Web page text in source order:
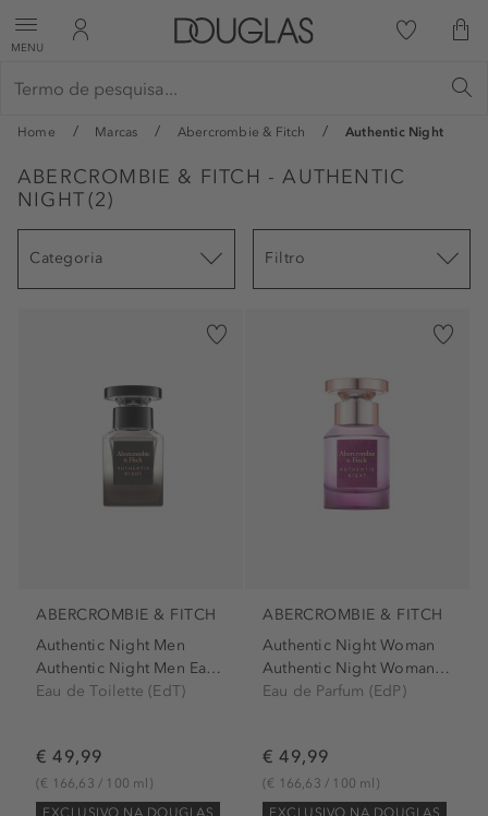
MENU
Home Marcas Abercrombie & Fitch Authentic Night
ABERCROMBIE & FITCH - AUTHENTIC
NIGHT(2)
Categoria Filtro
ABERCROMBIE & FITCH
Authentic Night Men
Authentic Night Men Eau de...
Eau de Toilette (EdT)
€ 49,99
(€ 166,63 / 100 ml)
EXCLUSIVO NA DOUGLAS
ABERCROMBIE & FITCH
Authentic Night Woman
Authentic Night Woman Eau...
Eau de Parfum (EdP)
€ 49,99
(€ 166,63 / 100 ml)
EXCLUSIVO NA DOUGLAS